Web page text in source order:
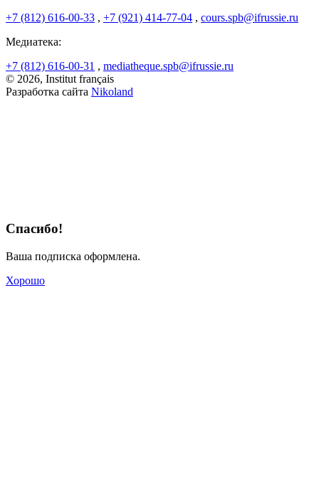
+7 (812) 616-00-33 , +7 (921) 414-77-04 , cours.spb@ifrussie.ru
Медиатека:
+7 (812) 616-00-31 , mediatheque.spb@ifrussie.ru
© 2026, Institut français
Разработка сайта Nikoland
Спасибо!
Ваша подписка оформлена.
Хорошо